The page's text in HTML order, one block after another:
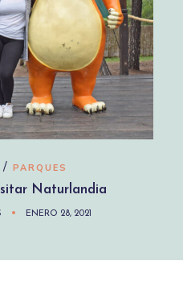
/ PARQUES
Naturlandia
ENERO 28, 2021